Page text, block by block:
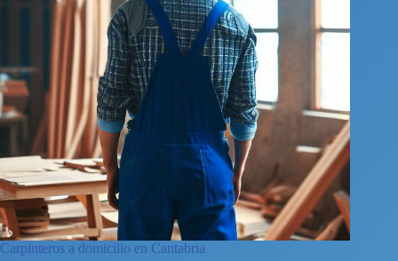
Carpinteros a domicilio en Cantabria